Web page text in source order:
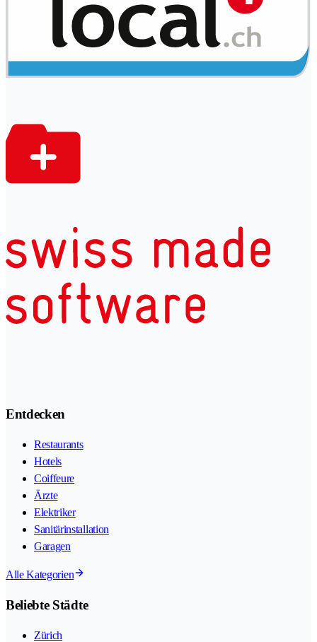
Entdecken
Restaurants
Hotels
Coiffeure
Ärzte
Elektriker
Sanitärinstallation
Garagen
Alle Kategorien
Beliebte Städte
Zürich